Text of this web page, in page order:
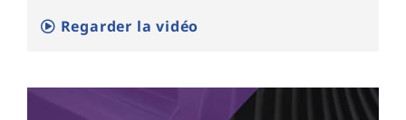
Regarder la vidéo